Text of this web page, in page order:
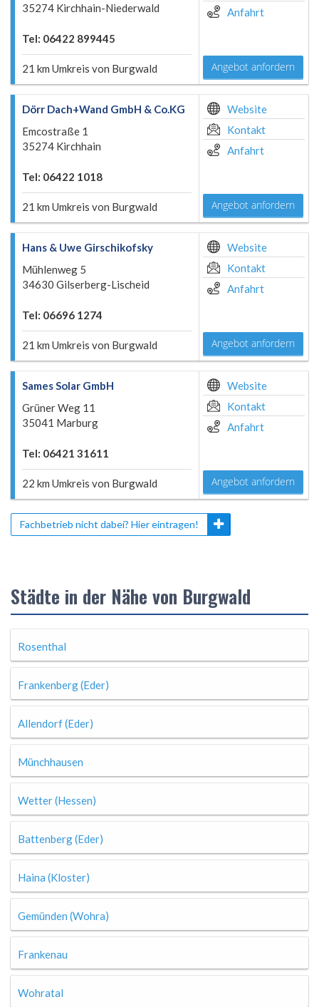
35274 Kirchhain-Niederwald
Tel: 06422 899445
21 km Umkreis von Burgwald
Anfahrt
Angebot anfordern
Dörr Dach+Wand GmbH & Co.KG
Emcostraße 1
35274 Kirchhain
Tel: 06422 1018
21 km Umkreis von Burgwald
Website
Kontakt
Anfahrt
Angebot anfordern
Hans & Uwe Girschikofsky
Mühlenweg 5
34630 Gilserberg-Lischeid
Tel: 06696 1274
21 km Umkreis von Burgwald
Website
Kontakt
Anfahrt
Angebot anfordern
Sames Solar GmbH
Grüner Weg 11
35041 Marburg
Tel: 06421 31611
22 km Umkreis von Burgwald
Website
Kontakt
Anfahrt
Angebot anfordern
Fachbetrieb nicht dabei? Hier eintragen!
Städte in der Nähe von Burgwald
Rosenthal
Frankenberg (Eder)
Allendorf (Eder)
Münchhausen
Wetter (Hessen)
Battenberg (Eder)
Haina (Kloster)
Gemünden (Wohra)
Frankenau
Wohratal